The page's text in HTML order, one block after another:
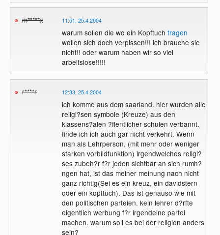
m*****x 11:51, 25.4.2004
warum sollen die wo ein Kopftuch tragen
wollen sich doch verpissen!!! ich brauche sie
nicht!! oder warum haben wir so viel
arbeitslose!!!!!
r****r 12:33, 25.4.2004
ich komme aus dem saarland. hier wurden alle
religi?sen symbole (Kreuze) aus den
klassens?alen ?ffentlicher schulen verbannt.
finde ich ich auch gar nicht verkehrt. Wenn
man als Lehrperson, (mit mehr oder weniger
starken vorbildfunktion) irgendwelches religi?
ses zubeh?r f?r jeden sichtbar an sich rumh?
ngen hat, ist das meiner meinung nach nicht
ganz richtig(Sei es ein kreuz, ein davidstern
oder ein kopftuch). Das ist genauso wie mit
den politischen parteien. kein lehrer d?rfte
eigentlich werbung f?r irgendeine partei
machen. warum soll es bei der religion anders
sein?